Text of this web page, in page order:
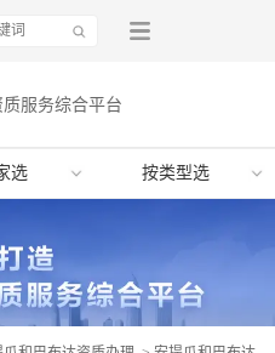
质服务综合平台
选 按类型选